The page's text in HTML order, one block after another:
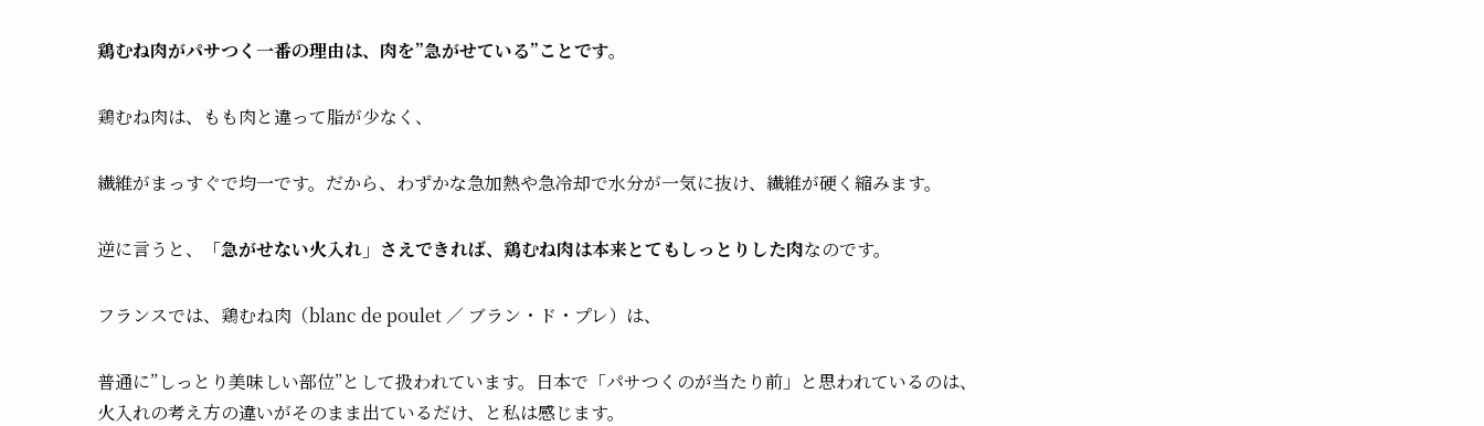
鶏むね肉がパサつく一番の理由は、肉を”急がせている”ことです。
鶏むね肉は、もも肉と違って脂が少なく、
繊維がまっすぐで均一です。だから、わずかな急加熱や急冷却で水分が一気に抜け、繊維が硬く縮みます。
逆に言うと、 「急がせない火入れ」さえできれば、鶏むね肉は本来とてもしっとりした肉なのです。
フランスでは、鶏むね肉（blanc de poulet ／ ブラン・ド・プレ）は、
普通に”しっとり美味しい部位”として扱われています。日本で「パサつくのが当たり前」と思われているのは、
火入れの考え方の違いがそのまま出ているだけ、と私は感じます。